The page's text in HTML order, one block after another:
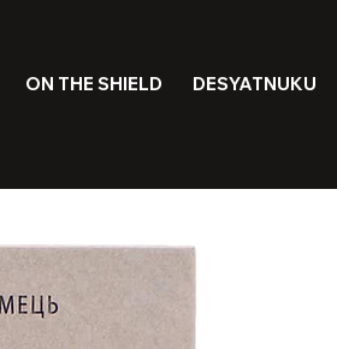
ON THE SHIELD DESYATNUKU